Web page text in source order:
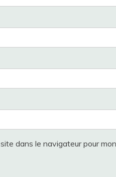
dans le navigateur pour